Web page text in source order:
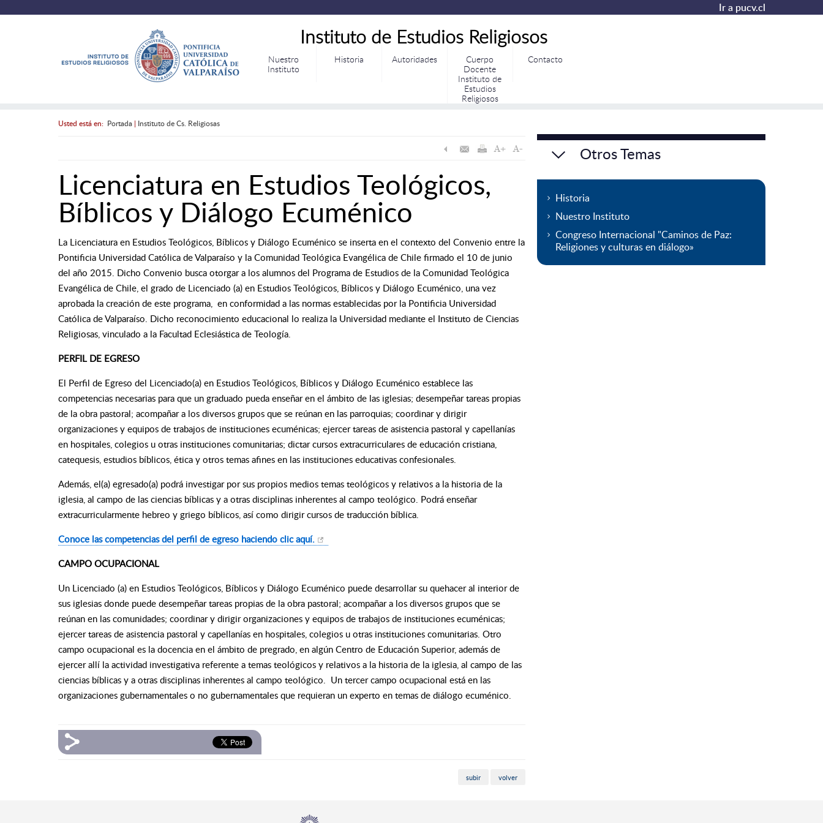
Ir a pucv.cl
Instituto de Estudios Religiosos
Nuestro
Instituto
Historia Autoridades
Cuerpo
Docente
Instituto de
Estudios
Religiosos
Contacto
Usted está en: Portada| Instituto de Cs. Religiosas
Licenciatura en Estudios Teológicos,
Bíblicos y Diálogo Ecuménico
La Licenciatura en Estudios Teológicos, Bíblicos y Diálogo Ecuménico se inserta en el contexto del Convenio entre la
Pontificia Universidad Católica de Valparaíso y la Comunidad Teológica Evangélica de Chile firmado el 10 de junio
del año 2015. Dicho Convenio busca otorgar a los alumnos del Programa de Estudios de la Comunidad Teológica
Evangélica de Chile, el grado de Licenciado (a) en Estudios Teológicos, Bíblicos y Diálogo Ecuménico, una vez
aprobada la creación de este programa, en conformidad a las normas establecidas por la Pontificia Universidad
Católica de Valparaíso. Dicho reconocimiento educacional lo realiza la Universidad mediante el Instituto de Ciencias
Religiosas, vinculado a la Facultad Eclesiástica de Teología.
PERFIL DE EGRESO
El Perfil de Egreso del Licenciado(a) en Estudios Teológicos, Bíblicos y Diálogo Ecuménico establece las
competencias necesarias para que un graduado pueda enseñar en el ámbito de las iglesias; desempeñar tareas propias
de la obra pastoral; acompañar a los diversos grupos que se reúnan en las parroquias; coordinar y dirigir
organizaciones y equipos de trabajos de instituciones ecuménicas; ejercer tareas de asistencia pastoral y capellanías
en hospitales, colegios u otras instituciones comunitarias; dictar cursos extracurriculares de educación cristiana,
catequesis, estudios bíblicos, ética y otros temas afines en las instituciones educativas confesionales.
Además, el(a) egresado(a) podrá investigar por sus propios medios temas teológicos y relativos a la historia de la
iglesia, al campo de las ciencias bíblicas y a otras disciplinas inherentes al campo teológico. Podrá enseñar
extracurricularmente hebreo y griego bíblicos, así como dirigir cursos de traducción bíblica.
Conoce las competencias del perfil de egreso haciendo clic aquí.
CAMPO OCUPACIONAL
Un Licenciado (a) en Estudios Teológicos, Bíblicos y Diálogo Ecuménico puede desarrollar su quehacer al interior de
sus iglesias donde puede desempeñar tareas propias de la obra pastoral; acompañar a los diversos grupos que se
reúnan en las comunidades; coordinar y dirigir organizaciones y equipos de trabajos de instituciones ecuménicas;
ejercer tareas de asistencia pastoral y capellanías en hospitales, colegios u otras instituciones comunitarias. Otro
campo ocupacional es la docencia en el ámbito de pregrado, en algún Centro de Educación Superior, además de
ejercer allí la actividad investigativa referente a temas teológicos y relativos a la historia de la iglesia, al campo de las
ciencias bíblicas y a otras disciplinas inherentes al campo teológico. Un tercer campo ocupacional está en las
organizaciones gubernamentales o no gubernamentales que requieran un experto en temas de diálogo ecuménico.
subir volver
Otros Temas
Historia
Nuestro Instituto
Congreso Internacional "Caminos de Paz:
Religiones y culturas en diálogo»